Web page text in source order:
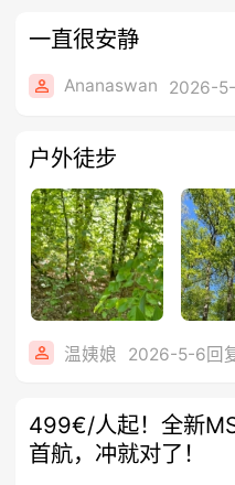
一直很安静
Ananaswan 2026-
户外徒步
温姨娘 2026-5-6回
499€/人起！全新
首航，冲就对了！